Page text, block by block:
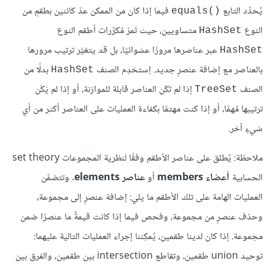
يُحدِّد التابع equals()‎ فيما إذا كان من الممكن عدّ كائنين بطقمٍ من
النوع HashSet متساويين، حيث تَمرّ مُكرِّرات أطقم النوع
HashSet عبر عناصرها مرورًا عشوائيًا، بل قد يتغيَّر ترتيب مرورها
بالعناصر مع إضافة عنصرٍ جديد. اِستخدِم الصنف HashSet بدلًا من
الصنف TreeSet إذا لم تَكْن العناصر قابلة للموازنة، أو إذا لم يَكْن
ترتيبها مُهمًا، أو إذا كنت مهتمًا بكفاءة العمليات على العناصر أكثر من أي
شيءٍ آخر.
ملاحظة: يُطلق على عناصر الأطقم وفقًا لنظرية المجموعات set theory
الحسابية أعضاء members أوعناصر elements
. وتتضمَّن
العمليات الهامة على تلك الأطقم ما يلي: إضافة عنصرٍ إلى مجموعة،
وحذف عنصرٍ من مجموعة، وفحص فيما إذا كانت قيمةٌ ما عنصرًا ضمن
مجموعة. إذا كان لدينا طقمين، يُمكِننا إجراء العمليات التالية عليهما:
توحيد union طقمين، وتقاطع intersection بين طقمين، والفرق بين